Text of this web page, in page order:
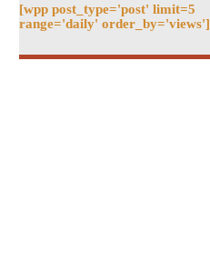
[wpp post_type='post' limit=5
range='daily' order_by='views']